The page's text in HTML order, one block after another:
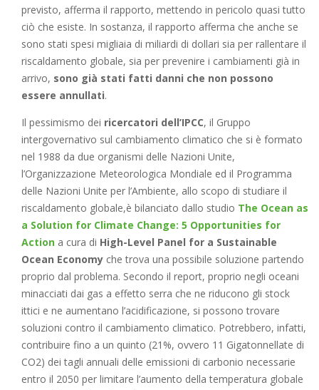
previsto, afferma il rapporto, mettendo in pericolo quasi tutto
ciò che esiste. In sostanza, il rapporto afferma che anche se
sono stati spesi migliaia di miliardi di dollari sia per rallentare il
riscaldamento globale, sia per prevenire i cambiamenti già in
arrivo, sono già stati fatti danni che non possono
essere annullati.
Il pessimismo dei ricercatori dell’IPCC, il Gruppo
intergovernativo sul cambiamento climatico che si è formato
nel 1988 da due organismi delle Nazioni Unite,
l’Organizzazione Meteorologica Mondiale ed il Programma
delle Nazioni Unite per l’Ambiente, allo scopo di studiare il
riscaldamento globale,è bilanciato dallo studio The Ocean as
a Solution for Climate Change: 5 Opportunities for
Action a cura di High-Level Panel for a Sustainable
Ocean Economy che trova una possibile soluzione partendo
proprio dal problema. Secondo il report, proprio negli oceani
minacciati dai gas a effetto serra che ne riducono gli stock
ittici e ne aumentano l’acidificazione, si possono trovare
soluzioni contro il cambiamento climatico. Potrebbero, infatti,
contribuire fino a un quinto (21%, ovvero 11 Gigatonnellate di
CO2) dei tagli annuali delle emissioni di carbonio necessarie
entro il 2050 per limitare l’aumento della temperatura globale